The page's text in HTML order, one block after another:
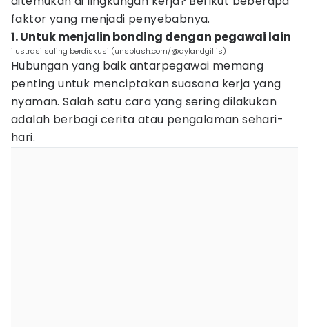
faktor yang menjadi penyebabnya.
1. Untuk menjalin bonding dengan pegawai lain
ilustrasi saling berdiskusi (unsplash.com/@dylandgillis)
Hubungan yang baik antarpegawai memang
penting untuk menciptakan suasana kerja yang
nyaman. Salah satu cara yang sering dilakukan
adalah berbagi cerita atau pengalaman sehari-
hari.